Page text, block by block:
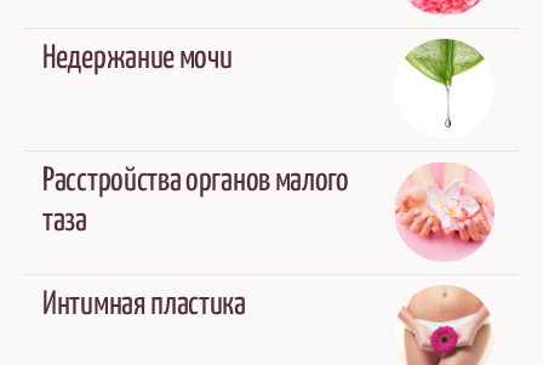
Недержание мочи
Расстройства органов малого
таза
Интимная пластика